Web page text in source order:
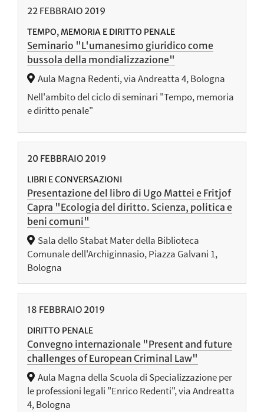
22 FEBBRAIO 2019
TEMPO, MEMORIA E DIRITTO PENALE
Seminario "L'umanesimo giuridico come
bussola della mondializzazione"
Aula Magna Redenti, via Andreatta 4, Bologna
Nell'ambito del ciclo di seminari "Tempo, memoria
e diritto penale"
20 FEBBRAIO 2019
LIBRI E CONVERSAZIONI
Presentazione del libro di Ugo Mattei e Fritjof
Capra "Ecologia del diritto. Scienza, politica e
beni comuni"
Sala dello Stabat Mater della Biblioteca
Comunale dell'Archiginnasio, Piazza Galvani 1,
Bologna
18 FEBBRAIO 2019
DIRITTO PENALE
Convegno internazionale "Present and future
challenges of European Criminal Law"
Aula Magna della Scuola di Specializzazione per
le professioni legali "Enrico Redenti", via Andreatta
4, Bologna